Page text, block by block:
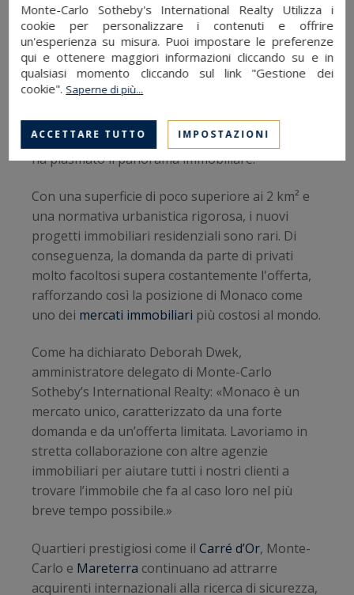
Monaco: l'esempio per eccellenza
della rarità
Pochi mercati illustrano in modo così chiaro il
legame tra un'offerta limitata e l'aumento dei
prezzi come Monaco
, dove la scarsità di terreni
ha plasmato il panorama immobiliare.
Con una superficie di poco superiore ai 2 km² e
una normativa urbanistica rigorosa, i nuovi
progetti immobiliari residenziali sono rari. Di
conseguenza, la domanda da parte di privati
molto facoltosi supera costantemente l'offerta,
rafforzando così la posizione di Monaco come
uno dei mercati immobiliari più costosi al mondo.
Come ha dichiarato Deborah Dwek,
amministratore delegato di Monte-Carlo
Sotheby’s International Realty: «Monaco è un
mercato unico, caratterizzato da una forte
domanda e da un’offerta limitata. Lavoriamo in
stretta collaborazione con altre agenzie
immobiliari per aiutare tutti i nostri clienti a
trovare l’immobile che fa al caso loro nel più
breve tempo possibile.»
Quartieri prestigiosi come il Carré d’Or, Monte-
Carlo e Mareterra continuano ad attrarre
acquirenti internazionali alla ricerca di sicurezza,
Monte-Carlo Sotheby's International Realty Utilizza i
cookie per personalizzare i contenuti e offrire
un'esperienza su misura. Puoi impostare le preferenze
qui e ottenere maggiori informazioni cliccando su e in
qualsiasi momento cliccando sul link "Gestione dei
cookie". Saperne di più...
ACCETTARE TUTTO IMPOSTAZIONI